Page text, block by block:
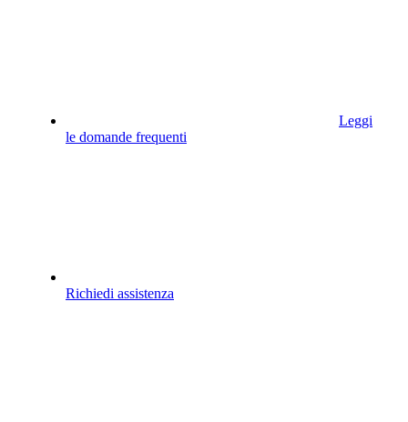
Leggi
le domande frequenti
Richiedi assistenza